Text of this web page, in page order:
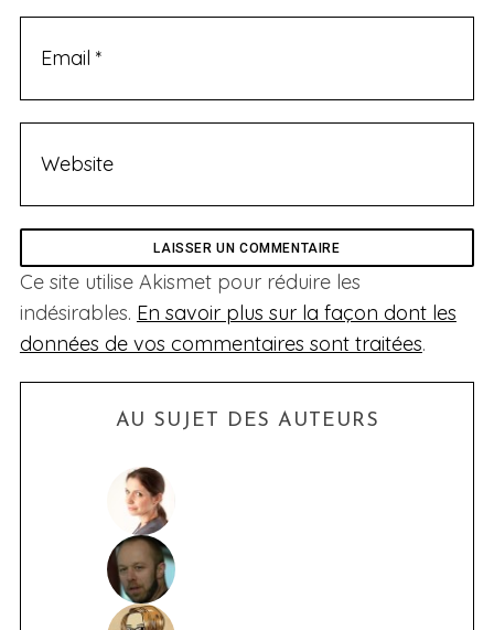
Ce site utilise Akismet pour réduire les
indésirables. En savoir plus sur la façon dont les
données de vos commentaires sont traitées.
AU SUJET DES AUTEURS